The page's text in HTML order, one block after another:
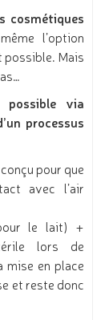
cosmétiques
l’option
possible. Mais
possible via
processus
pour que
avec l’air
le lait) +
lors de
mise en place
et reste donc